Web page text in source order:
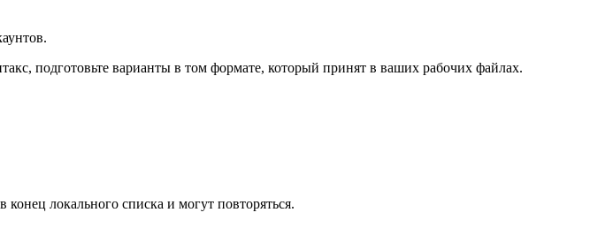
подготовьте варианты в том формате, который принят в ваших рабочих файлах.
локального списка и могут повторяться.